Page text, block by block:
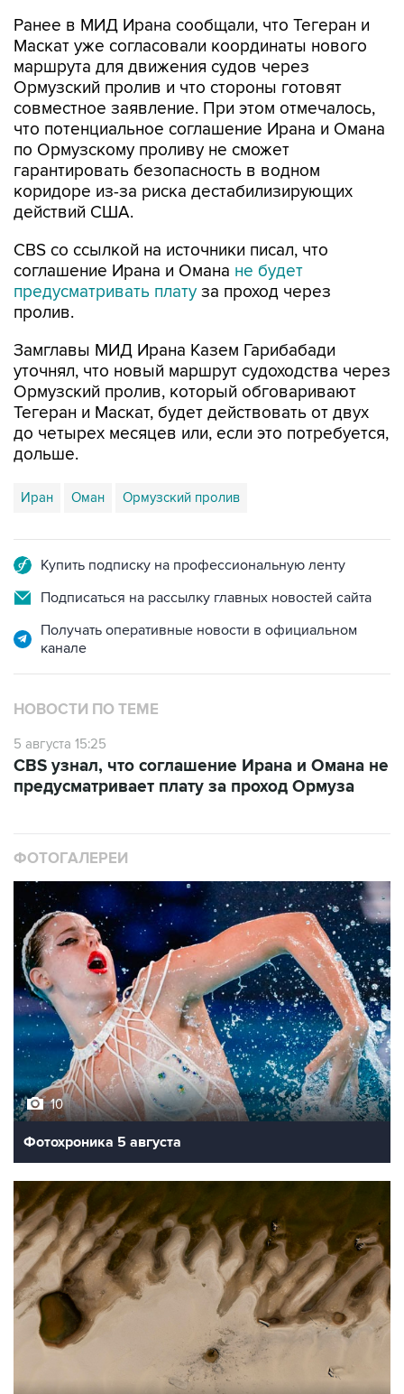
Ранее в МИД Ирана сообщали, что Тегеран и
Маскат уже согласовали координаты нового
маршрута для движения судов через
Ормузский пролив и что стороны готовят
совместное заявление. При этом отмечалось,
что потенциальное соглашение Ирана и Омана
по Ормузскому проливу не сможет
гарантировать безопасность в водном
коридоре из-за риска дестабилизирующих
действий США.
CBS со ссылкой на источники писал, что
соглашение Ирана и Омана не будет
предусматривать плату за проход через
пролив.
Замглавы МИД Ирана Казем Гарибабади
уточнял, что новый маршрут судоходства через
Ормузский пролив, который обговаривают
Тегеран и Маскат, будет действовать от двух
до четырех месяцев или, если это потребуется,
дольше.
Иран Оман Ормузский пролив
Купить подписку на профессиональную ленту
Подписаться на рассылку главных новостей сайта
Получать оперативные новости в официальном
канале
НОВОСТИ ПО ТЕМЕ
5 августа 15:25
CBS узнал, что соглашение Ирана и Омана не
предусматривает плату за проход Ормуза
ФОТОГАЛЕРЕИ
10
Фотохроника 5 августа